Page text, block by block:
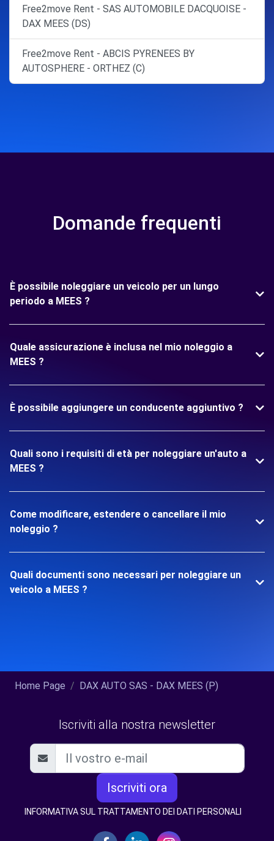
Free2move Rent - SAS AUTOMOBILE DACQUOISE -
DAX MEES (DS)
Free2move Rent - ABCIS PYRENEES BY
AUTOSPHERE - ORTHEZ (C)
Domande frequenti
È possibile noleggiare un veicolo per un lungo
periodo a MEES ?
Quale assicurazione è inclusa nel mio noleggio a
MEES ?
È possibile aggiungere un conducente aggiuntivo ?
Quali sono i requisiti di età per noleggiare un'auto a
MEES ?
Come modificare, estendere o cancellare il mio
noleggio ?
Quali documenti sono necessari per noleggiare un
veicolo a MEES ?
Home Page DAX AUTO SAS - DAX MEES (P)
Iscriviti alla nostra newsletter
Iscriviti ora
INFORMATIVA SUL TRATTAMENTO DEI DATI PERSONALI